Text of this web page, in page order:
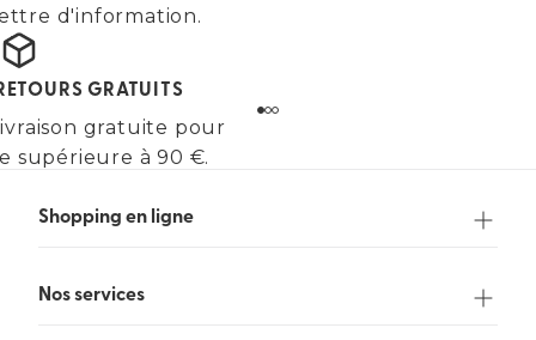
d'information.
GRATUITS
gratuite pour
supérieure à 90 €.
Shopping en ligne
Nos services